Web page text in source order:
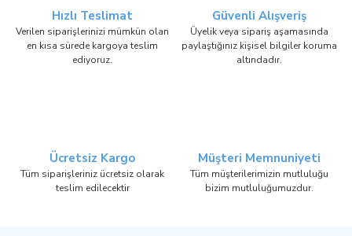
Hızlı Teslimat
Verilen siparişlerinizi mümkün olan
en kısa sürede kargoya teslim
ediyoruz.
Güvenli Alışveriş
Üyelik veya sipariş aşamasında
paylaştığınız kişisel bilgiler koruma
altındadır.
Ücretsiz Kargo
Tüm siparişleriniz ücretsiz olarak
teslim edilecektir
Müşteri Memnuniyeti
Tüm müşterilerimizin mutluluğu
bizim mutluluğumuzdur.